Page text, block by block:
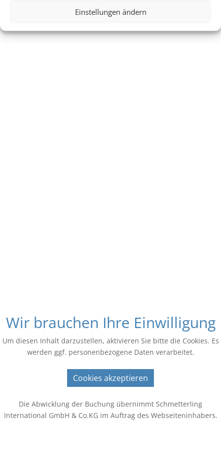
Einstellungen ändern
Wir brauchen Ihre Einwilligung
Um diesen Inhalt darzustellen, aktivieren Sie bitte die Cookies. Es
werden ggf. personenbezogene Daten verarbeitet.
Cookies akzeptieren
Die Abwicklung der Buchung übernimmt Schmetterling
International GmbH & Co.KG im Auftrag des Webseiteninhabers.